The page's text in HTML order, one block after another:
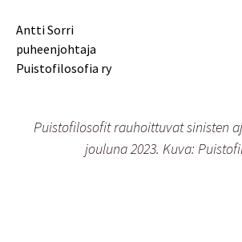
Antti Sorri
puheenjohtaja
Puistofilosofia ry
Puistofilosofit rauhoittuvat sinisten
jouluna 2023. Kuva: